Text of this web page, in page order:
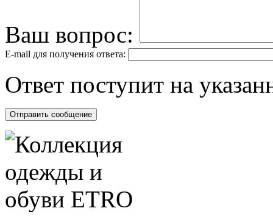
Ваш вопрос:
E-mail для получения ответа:
Ответ поступит на